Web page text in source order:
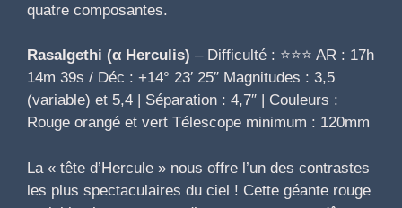
quatre composantes.
Rasalgethi (α Herculis) – Difficulté : ⭐⭐⭐ AR : 17h
14m 39s / Déc : +14° 23′ 25″ Magnitudes : 3,5
(variable) et 5,4 | Séparation : 4,7″ | Couleurs :
Rouge orangé et vert Télescope minimum : 120mm
La « tête d’Hercule » nous offre l’un des contrastes
les plus spectaculaires du ciel ! Cette géante rouge